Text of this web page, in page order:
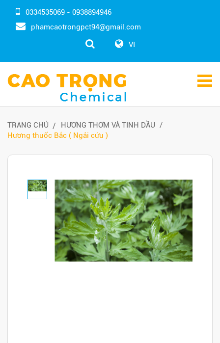
0334535069 - 0938894946
phamcaotrongpct94@gmail.com
VI
TRANG CHỦ
HƯƠNG THƠM VÀ TINH DẦU
Hương thuốc Bắc ( Ngải cứu )